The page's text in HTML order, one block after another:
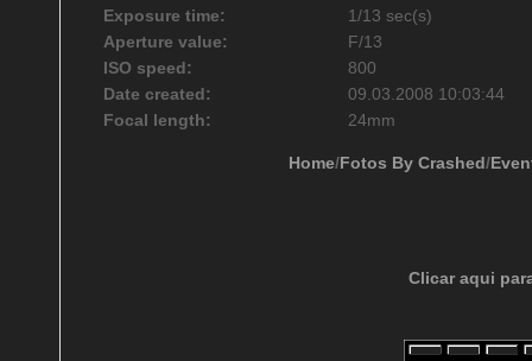
Exposure time:
1/13 sec(s)
Aperture value:
F/13
ISO speed:
800
Date created:
09.03.2008 10:03:44
Focal length:
24mm
Home/Fotos By Crashed/
Clicar aqui